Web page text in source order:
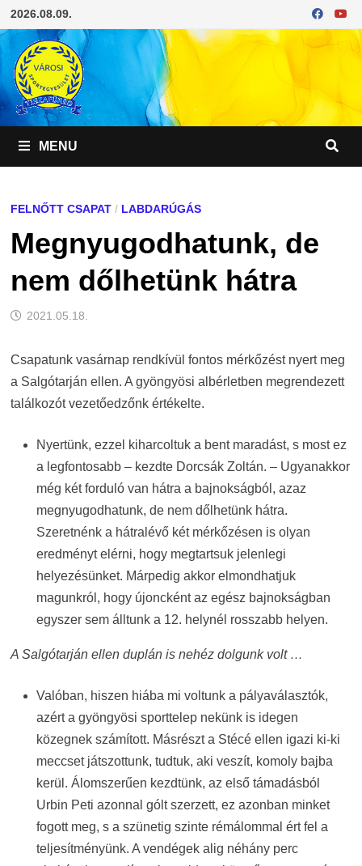
Skip
to
content
2026.08.09.
MENU
FELNŐTT CSAPAT/ LABDARÚGÁS
Megnyugodhatunk, de
nem dőlhetünk hátra
2021.05.18.
Csapatunk vasárnap rendkívül fontos mérkőzést nyert meg
a Salgótarján ellen. A gyöngyösi albérletben megrendezett
találkozót vezetőedzőnk értékelte.
Nyertünk, ezzel kiharcoltuk a bent maradást, s most ez
a legfontosabb – kezdte Dorcsák Zoltán. – Ugyanakkor
még két forduló van hátra a bajnokságból, azaz
megnyugodhatunk, de nem dőlhetünk hátra.
Szeretnénk a hátralévő két mérkőzésen is olyan
eredményt elérni, hogy megtartsuk jelenlegi
helyezésünket. Márpedig akkor elmondhatjuk
magunkról, hogy újoncként az egész bajnokságban
egyszer sem álltunk a 12. helynél rosszabb helyen.
A Salgótarján ellen duplán is nehéz dolgunk volt …
Valóban, hiszen hiába mi voltunk a pályaválasztók,
azért a gyöngyösi sporttelep nekünk is idegen
közegnek számított. Másrészt a Stécé ellen igazi ki-ki
meccset játszottunk, tudtuk, aki veszít, komoly bajba
kerül. Álomszerűen kezdtünk, az első támadásból
Urbin Peti azonnal gólt szerzett, ez azonban minket
fogott meg, s a szünetig szinte rémálommal ért fel a
teljesítményünk. A vendégek alig néhány perc